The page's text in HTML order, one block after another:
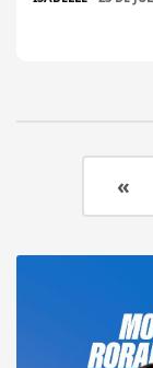
«